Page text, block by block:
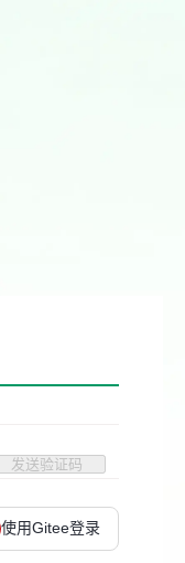
发送验证码
使用Gitee登录